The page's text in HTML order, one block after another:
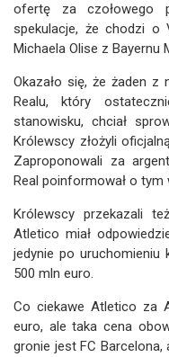
ofertę za czołowego
spekulacje, że chodzi o
Michaela Olise z Bayernu
Okazało się, że żaden z
Realu, który
stanowisku, chciał
Królewscy złożyli
Zaproponowali za
Real poinformował o
Królewscy przekazali
Atletico miał
jedynie po uruchomieniu
500 mln euro.
Co ciekawe Atletico za
euro, ale taka cena
gronie jest FC